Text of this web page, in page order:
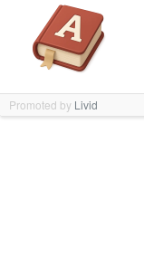
Promoted by Livid